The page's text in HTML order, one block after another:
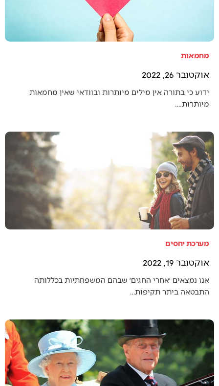
מחמאות
אוקטובר 26, 2022
ידוע כי בתורה אין מילים מיותרות ובוודאי שאין מחמאות
מיותרות.…
מערכת יחסים
אוקטובר 19, 2022
אנו נמצאים ׳אחרי החגים׳ שבהם המשפחתיות בכללותה
התבטאה ביתר תקיפות…